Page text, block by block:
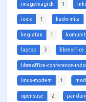
imagemagick 1
ionic 1 kado-mila
kegiatan 1
laptop 3 libreoffice
libreoffice-conference-
linux-modem 1
opensuse 2